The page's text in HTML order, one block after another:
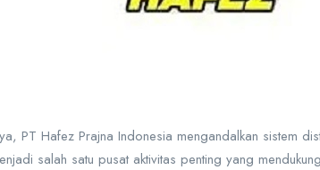
PT Hafez Prajna Indonesia mengandalkan sistem
salah satu pusat aktivitas penting yang